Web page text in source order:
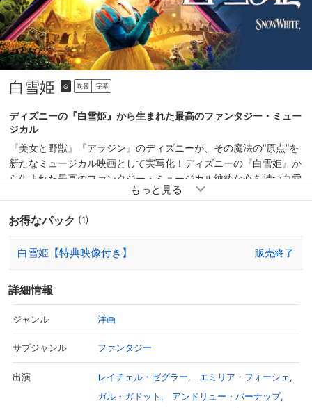
白雪姫 G 吹替 字幕
ディズニーの『白雪姫』から生まれた最高のファンタジー・ミュー
ジカル
『美女と野獣』『アラジン』のディズニーが、その魔法の“原点”を
新たなミュージカル映画として実写化！ディズニーの『白雪姫』か
ら生まれた最高のファンタジー・ミュージカル純粋な心を持つ白雪
姫の願いは、人々が幸せに暮らす希望に満ちた王国。だが、外見の
ていた。女王は、白雪姫の“本当の美しさ”に嫉妬し、彼女の命を狙
いざなってくれたジョナサンに救われる。誰もが希望を失いかけた
奇跡とは・・・？
お得なパック (1)
白雪姫【特典映像付き】 販売終了
詳細情報
ジャンル 洋画
サブジャンル ファンタジー
出演 レイチェル・ゼグラー
エミリア・フォーシェ
ガル・ガドット
アンドリュー・バーナップ